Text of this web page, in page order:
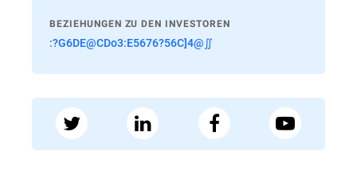
BEZIEHUNGEN ZU DEN INVESTOREN
:?G6DE@CDo3:E5676?56C]4@∬